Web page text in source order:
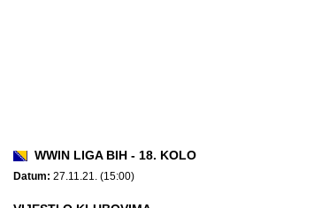
WWIN LIGA BIH - 18. KOLO
Datum: 27.11.21. (15:00)